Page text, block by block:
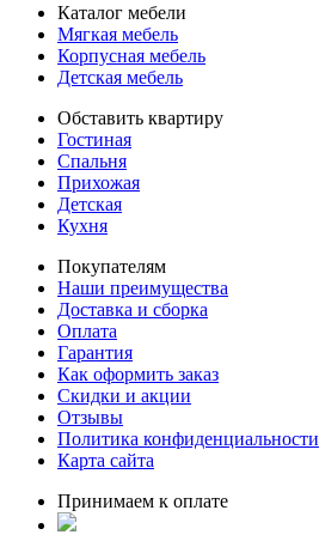
Каталог мебели
Мягкая мебель
Корпусная мебель
Детская мебель
Обставить квартиру
Гостиная
Спальня
Прихожая
Детская
Кухня
Покупателям
Наши преимущества
Доставка и сборка
Оплата
Гарантия
Как оформить заказ
Скидки и акции
Отзывы
Политика конфиденциальности
Карта сайта
Принимаем к оплате